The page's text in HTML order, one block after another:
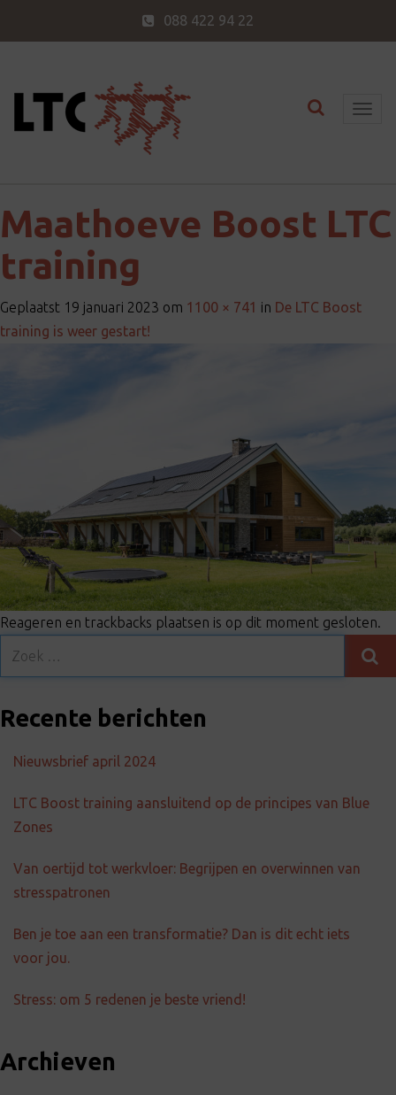
088 422 94 22
T
l
Toggle
Maathoeve Boost LTC
training
Geplaatst 19 januari 2023 om 1100 × 741 in De LTC Boost
training is weer gestart!
Reageren en trackbacks plaatsen is op dit moment gesloten.
Recente berichten
Nieuwsbrief april 2024
LTC Boost training aansluitend op de principes van Blue
Zones
Van oertijd tot werkvloer: Begrijpen en overwinnen van
stresspatronen
Ben je toe aan een transformatie? Dan is dit echt iets
voor jou.
Stress: om 5 redenen je beste vriend!
Archieven